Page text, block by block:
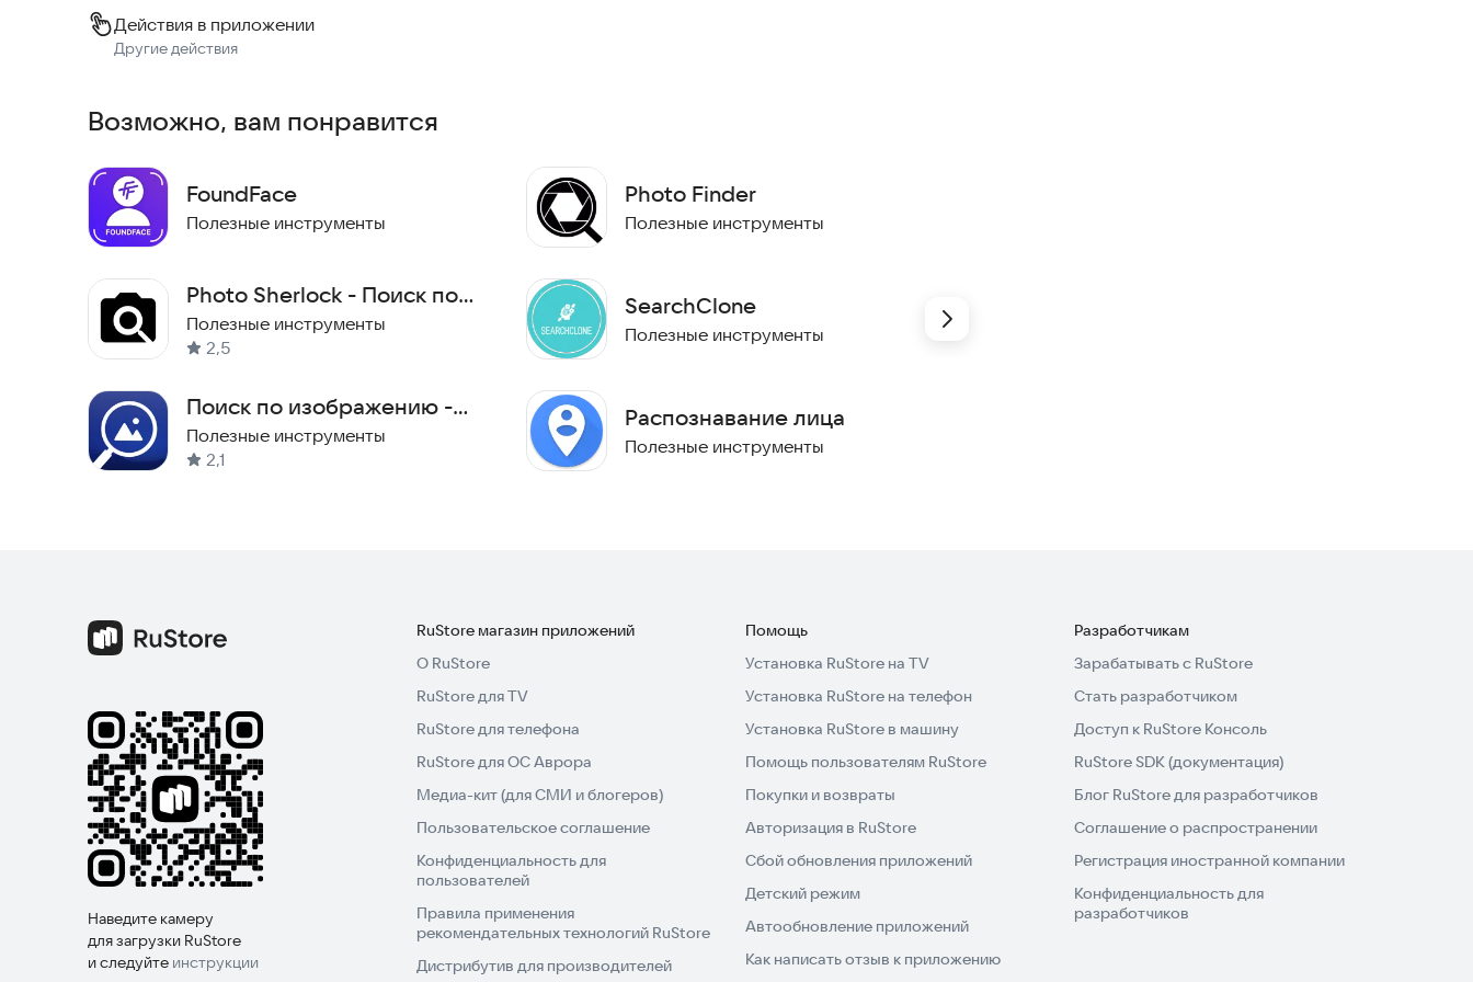
Действия в приложении
Другие действия
Возможно, вам понравится
FoundFacе
Полезные инструменты
Photo Sherlock - Поиск по
изображению
Полезные инструменты
2,5
Поиск по изображению -
обратный поиск
изображений
Полезные инструменты
2,1
Photo Finder
Полезные инструменты
SearchClone
Полезные инструменты
Распознавание лица
Полезные инструменты
Наведите камеру
для загрузки RuStore
и следуйте инструкции
RuStore магазин приложений
О RuStore
RuStore для TV
RuStore для телефона
RuStore для ОС Аврора
Медиа-кит (для СМИ и блогеров)
Пользовательское соглашение
Конфиденциальность для
пользователей
Правила применения
рекомендательных технологий RuStore
Дистрибутив для производителей
Помощь
Установка RuStore на TV
Установка RuStore на телефон
Установка RuStore в машину
Помощь пользователям RuStore
Покупки и возвраты
Авторизация в RuStore
Сбой обновления приложений
Детский режим
Автообновление приложений
Как написать отзыв к приложению
Разработчикам
Зарабатывать с RuStore
Стать разработчиком
Доступ к RuStore Консоль
RuStore SDK (документация)
Блог RuStore для разработчиков
Соглашение о распространении
Регистрация иностранной компании
Конфиденциальность для
разработчиков